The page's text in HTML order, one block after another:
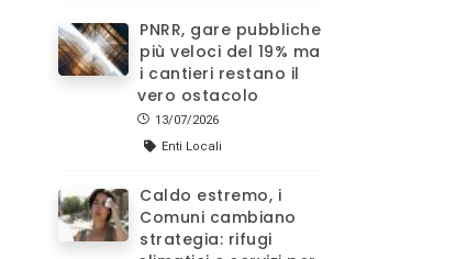
PNRR, gare pubbliche
più veloci del 19% ma
i cantieri restano il
vero ostacolo
13/07/2026
Enti Locali
Caldo estremo, i
Comuni cambiano
strategia: rifugi